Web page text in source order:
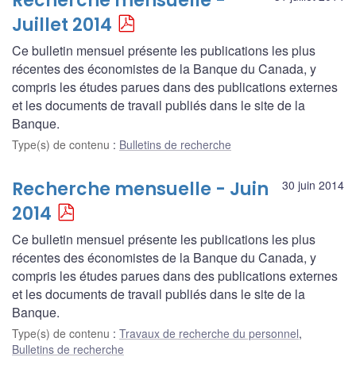
Juillet 2014
Ce bulletin mensuel présente les publications les plus
récentes des économistes de la Banque du Canada, y
compris les études parues dans des publications externes
et les documents de travail publiés dans le site de la
Banque.
Type(s) de contenu : Bulletins de recherche
30 juin 2014
Recherche mensuelle - Juin
2014
Ce bulletin mensuel présente les publications les plus
récentes des économistes de la Banque du Canada, y
compris les études parues dans des publications externes
et les documents de travail publiés dans le site de la
Banque.
Type(s) de contenu : Travaux de recherche du personnel,
Bulletins de recherche